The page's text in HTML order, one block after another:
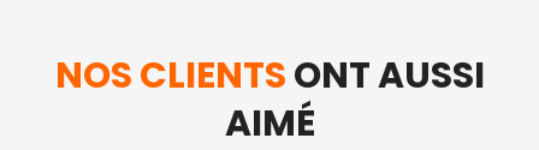
NOS CLIENTSONT AUSSI
AIMÉ